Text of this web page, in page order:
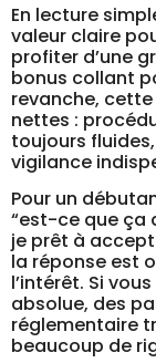
En lecture
valeur claire
profiter d’une
bonus collant
revanche,
nettes :
toujours
vigilance
Pour un
“est-ce que ça
je prêt à
la réponse est
l’intérêt. Si
absolue, des
réglementaire
beaucoup de